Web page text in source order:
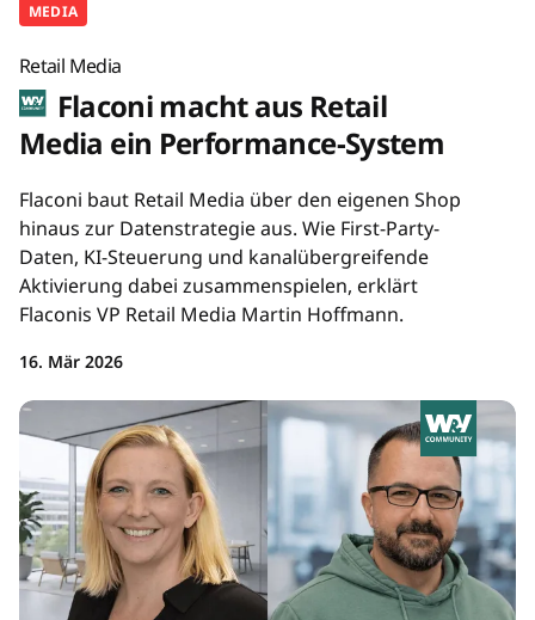
MEDIA
Retail Media
Flaconi macht aus Retail
Media ein Performance-System
Flaconi baut Retail Media über den eigenen Shop
hinaus zur Datenstrategie aus. Wie First-Party-
Daten, KI-Steuerung und kanalübergreifende
Aktivierung dabei zusammenspielen, erklärt
Flaconis VP Retail Media Martin Hoffmann.
16. Mär 2026